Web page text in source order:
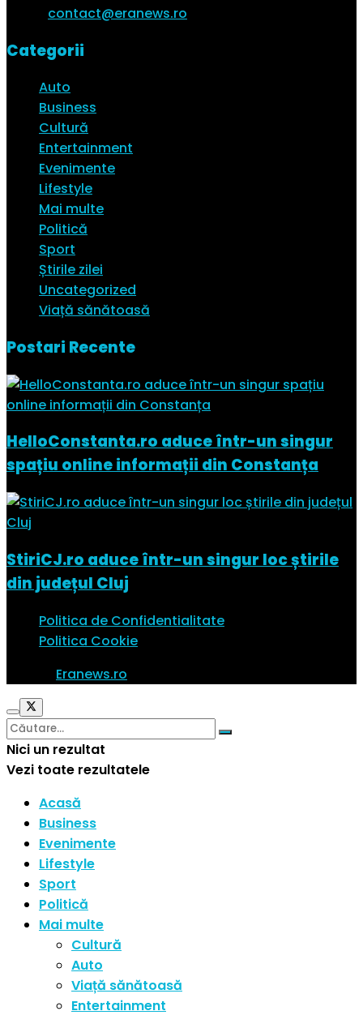
contact@eranews.ro
Categorii
Auto
Business
Cultură
Entertainment
Evenimente
Lifestyle
Mai multe
Politică
Sport
Știrile zilei
Uncategorized
Viață sănătoasă
Postari Recente
HelloConstanta.ro aduce într-un singur
spațiu online informații din Constanța
StiriCJ.ro aduce într-un singur loc știrile
din județul Cluj
Politica de Confidentialitate
Politica Cookie
Eranews.ro
Nici un rezultat
Vezi toate rezultatele
Acasă
Business
Evenimente
Lifestyle
Sport
Politică
Mai multe
Cultură
Auto
Viață sănătoasă
Entertainment